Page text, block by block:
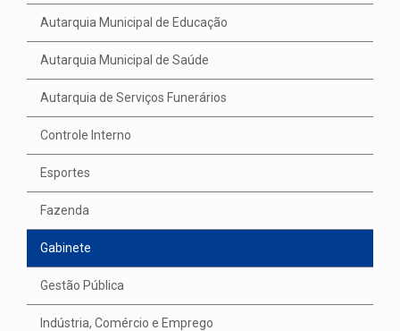
Autarquia Municipal de Educação
Autarquia Municipal de Saúde
Autarquia de Serviços Funerários
Controle Interno
Esportes
Fazenda
Gabinete
Gestão Pública
Indústria, Comércio e Emprego